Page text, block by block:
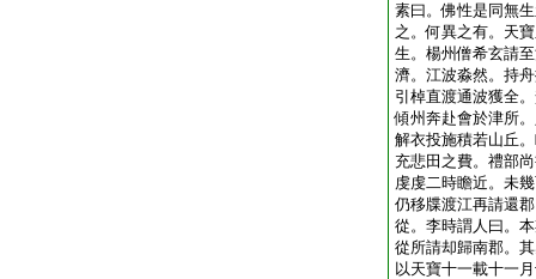
素曰。佛性是同無
之。何異之有。天
生。楊州僧希玄請
濟。江波淼然。持
引棹直渡通波獲全
傾州奔赴會於津所
解衣投施積若山丘
充悲田之費。禮部
虔虔二時瞻近。未
仍移牒渡江再請還
從。李時謂人曰。
從所請却歸南郡。
以天寶十一載十一